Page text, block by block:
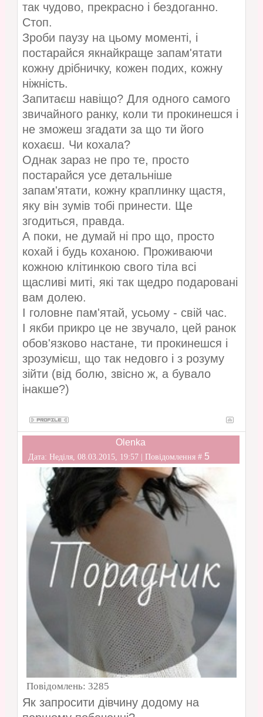
так чудово, прекрасно і бездоганно.
Стоп.
Зроби паузу на цьому моменті, і
постарайся якнайкраще запам'ятати
кожну дрібничку, кожен подих, кожну
ніжність.
Запитаєш навіщо? Для одного самого
звичайного ранку, коли ти прокинешся і
не зможеш згадати за що ти його
кохаєш. Чи кохала?
Однак зараз не про те, просто
постарайся усе детальніше
запам'ятати, кожну краплинку щастя,
яку він зумів тобі принести. Ще
згодиться, правда.
А поки, не думай ні про що, просто
кохай і будь коханою. Проживаючи
кожною клітинкою свого тіла всі
щасливі миті, які так щедро подаровані
вам долею.
І головне пам'ятай, усьому - свій час.
І якби прикро це не звучало, цей ранок
обов'язково настане, ти прокинешся і
зрозумієш, що так недовго і з розуму
зійти (від болю, звісно ж, а бувало
інакше?)
Olenka
Дата: Неділя, 08.03.2015, 19:57 | Повідомлення # 5
Повідомлень: 3285
Як запросити дівчину додому на